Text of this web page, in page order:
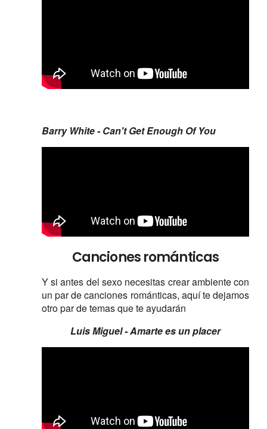
Barry White - Can't Get Enough Of You
Canciones románticas
Y si antes del sexo necesitas crear ambiente con
un par de canciones románticas, aquí te dejamos
otro par de temas que te ayudarán
Luis Miguel - Amarte es un placer